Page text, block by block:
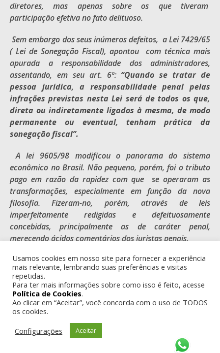
diretores, mas apenas sobre os que tiveram
participação efetiva no fato delituoso.
Sem embargo dos seus inúmeros defeitos, a Lei 7429/65
( Lei de Sonegação Fiscal), apontou com técnica mais
apurada a responsabilidade dos administradores,
assentando, em seu art. 6º: “Quando se tratar de
pessoa jurídica, a responsabilidade penal pelas
infrações previstas nesta Lei será de todos os que,
direta ou indiretamente ligados à mesma, de modo
permanente ou eventual, tenham prática da
sonegação fiscal”.
A lei 9605/98 modificou o panorama do sistema
econômico no Brasil. Não pequeno, porém, foi o tributo
pago em razão da rapidez com que se operaram as
transformações, especialmente em função da nova
filosofia. Fizeram-no, porém, através de leis
imperfeitamente redigidas e defeituosamente
concebidas, principalmente as de caráter penal,
merecendo ácidos comentários dos juristas penais.
O ilustre penalista Heleno Cláudio Fragoso afirmou
quase a mesma coisa, dizendo“A precaríssima
legislação penal dos últimos tempos proporciona,
igualmente, material para análise crítica em outros
setores, notadamente, em relação ao Direito Penal
vem lançando mão de ameaça penal
indistintamente, num conjunto de leis altamente
Usamos cookies em nosso site para fornecer a experiência
mais relevante, lembrando suas preferências e visitas
repetidas.
Para ter mais informações sobre como isso é feito, acesse
Política de Cookies.
Ao clicar em “Aceitar”, você concorda com o uso de TODOS
os cookies.
Configurações
Aceitar